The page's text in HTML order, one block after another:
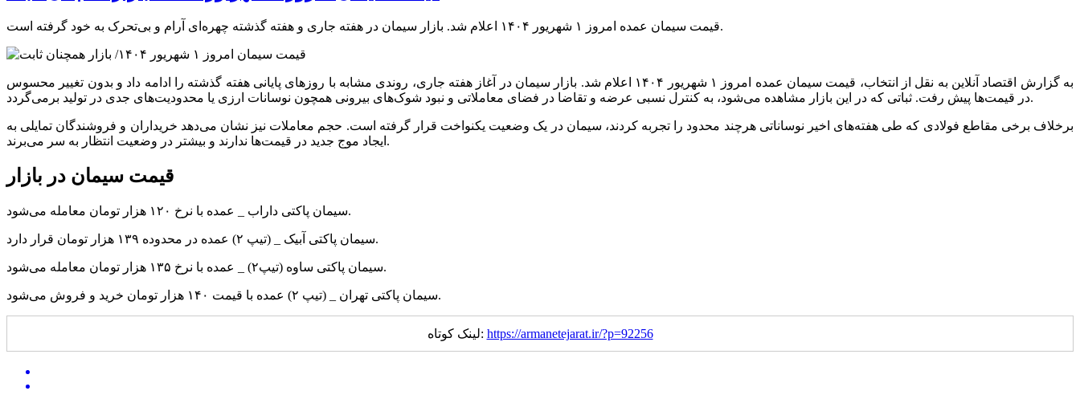
قیمت سیمان عمده امروز ۱ شهریور ۱۴۰۴ اعلام شد. بازار سیمان در هفته جاری و هفته گذشته چهره‌ای آرام و بی‌تحرک به خود گرفته است.
به گزارش اقتصاد آنلاین به نقل از انتخاب، قیمت سیمان عمده امروز ۱ شهریور ۱۴۰۴ اعلام شد. بازار سیمان در آغاز هفته جاری، روندی مشابه با روز‌های پایانی هفته گذشته را ادامه داد و بدون تغییر محسوس
در قیمت‌ها پیش رفت. ثباتی که در این بازار مشاهده می‌شود، به کنترل نسبی عرضه و تقاضا در فضای معاملاتی و نبود شوک‌های بیرونی همچون نوسانات ارزی یا محدودیت‌های جدی در تولید برمی‌گردد.
برخلاف برخی مقاطع فولادی که طی هفته‌های اخیر نوساناتی هرچند محدود را تجربه کردند، سیمان در یک وضعیت یکنواخت قرار گرفته است. حجم معاملات نیز نشان می‌دهد خریداران و فروشندگان تمایلی به
ایجاد موج جدید در قیمت‌ها ندارند و بیشتر در وضعیت انتظار به سر می‌برند.
قیمت سیمان در بازار
سیمان پاکتی داراب _ عمده با نرخ ۱۲۰ هزار تومان معامله می‌شود.
سیمان پاکتی آبیک _ (تیپ ۲) عمده در محدوده ۱۳۹ هزار تومان قرار دارد.
سیمان پاکتی ساوه (تیپ۲) _ عمده با نرخ ۱۳۵ هزار تومان معامله می‌شود.
سیمان پاکتی تهران _ (تیپ ۲) عمده با قیمت ۱۴۰ هزار تومان خرید و فروش می‌شود.
لینک کوتاه: https://armanetejarat.ir/?p=92256